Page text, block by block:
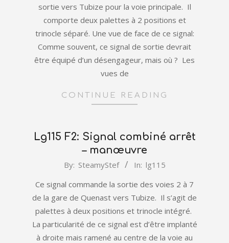
sortie vers Tubize pour la voie principale. Il
comporte deux palettes à 2 positions et
trinocle séparé. Une vue de face de ce signal:
Comme souvent, ce signal de sortie devrait
être équipé d’un désengageur, mais où ? Les
vues de
CONTINUE READING
Lg115 F2: Signal combiné arrêt
– manœuvre
01
By: SteamyStef In: lg115
Ce signal commande la sortie des voies 2 à 7
de la gare de Quenast vers Tubize. Il s’agit de
palettes à deux positions et trinocle intégré.
La particularité de ce signal est d’être implanté
à droite mais ramené au centre de la voie au